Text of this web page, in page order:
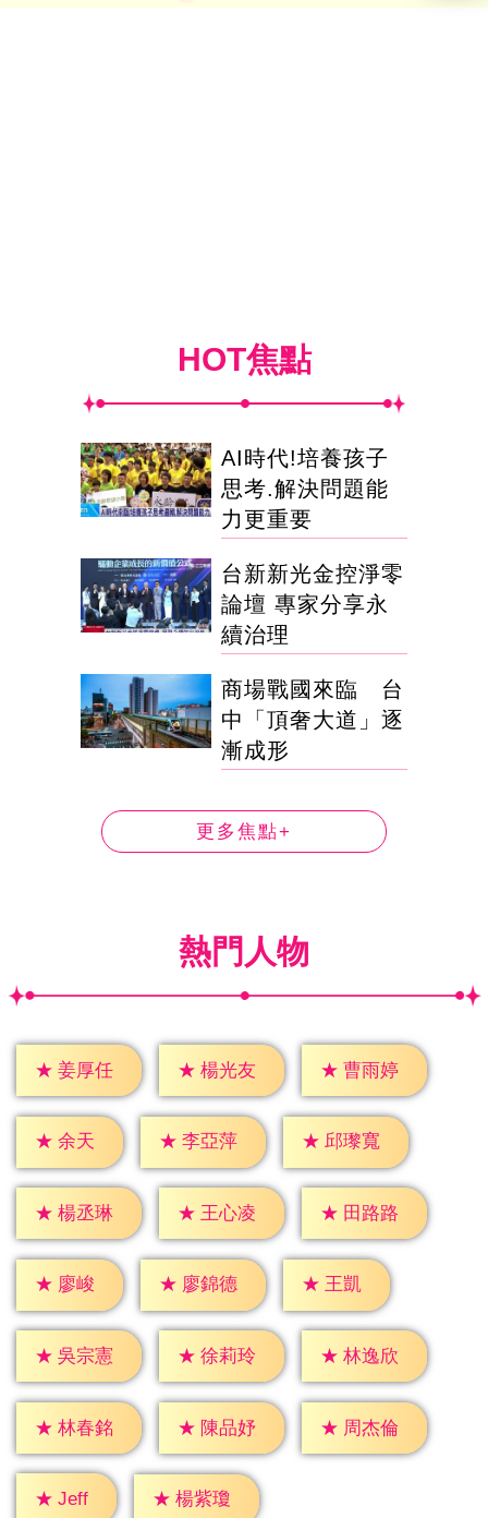
HOT焦點
AI時代!培養孩子
思考.解決問題能
力更重要
台新新光金控淨零
論壇 專家分享永
續治理
商場戰國來臨 台
中「頂奢大道」逐
漸成形
更多焦點+
熱門人物
★ 姜厚任 ★ 楊光友 ★ 曹雨婷
★ 余天 ★ 李亞萍 ★ 邱瓈寬
★ 楊丞琳 ★ 王心凌 ★ 田路路
★ 廖峻 ★ 廖錦德 ★ 王凱
★ 吳宗憲 ★ 徐莉玲 ★ 林逸欣
★ 林春銘 ★ 陳品妤 ★ 周杰倫
★ Jeff ★ 楊紫瓊